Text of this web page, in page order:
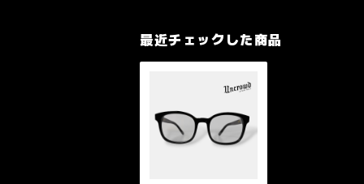
最近チェックした商品